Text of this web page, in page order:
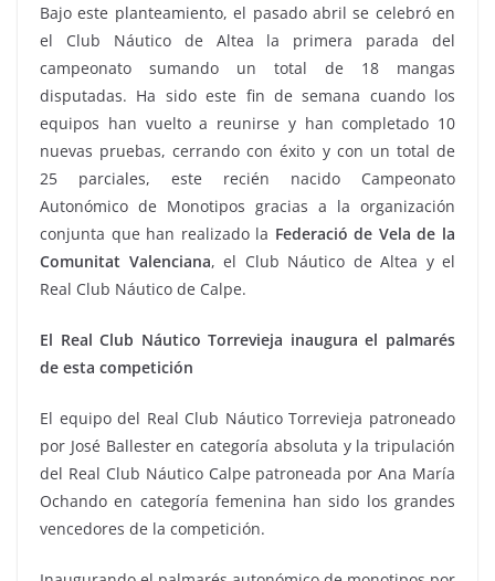
Bajo este planteamiento, el pasado abril se celebró en
el Club Náutico de Altea la primera parada del
campeonato sumando un total de 18 mangas
disputadas. Ha sido este fin de semana cuando los
equipos han vuelto a reunirse y han completado 10
nuevas pruebas, cerrando con éxito y con un total de
25 parciales, este recién nacido Campeonato
Autonómico de Monotipos gracias a la organización
conjunta que han realizado la Federació de Vela de la
Comunitat Valenciana, el Club Náutico de Altea y el
Real Club Náutico de Calpe.
El Real Club Náutico Torrevieja inaugura el palmarés
de esta competición
El equipo del Real Club Náutico Torrevieja patroneado
por José Ballester en categoría absoluta y la tripulación
del Real Club Náutico Calpe patroneada por Ana María
Ochando en categoría femenina han sido los grandes
vencedores de la competición.